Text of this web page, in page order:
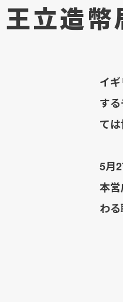
王立造
イ
す
ては
5月
本
わ